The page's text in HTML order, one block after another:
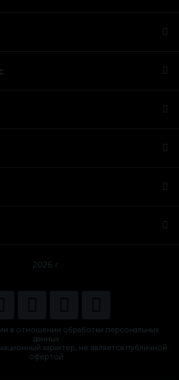
2026 г.
в отношении обработки персональных
данных
характер, не является публичной
офертой